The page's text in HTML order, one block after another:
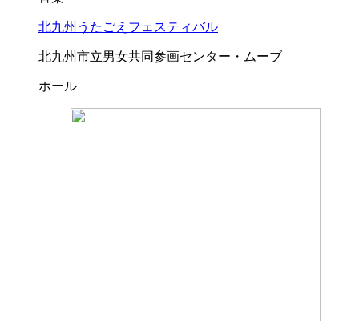
北九州うたごえフェスティバル
北九州市立男女共同参画センター・ムーブ
ホール